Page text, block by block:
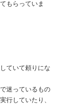
もらっていま
ていて頼りにな
迷っているもの
行していたり、